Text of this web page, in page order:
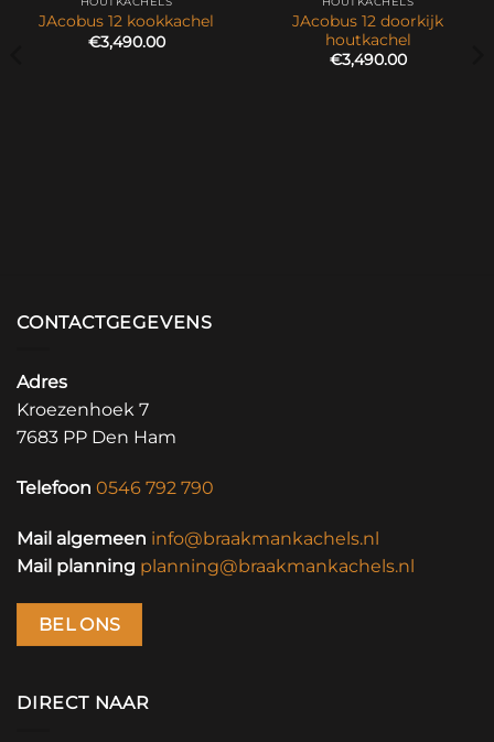
JAcobus 12 kookkachel
€3,490.00
JAcobus 12 doorkijk
houtkachel
€3,490.00
CONTACTGEGEVENS
Adres
Kroezenhoek 7
7683 PP Den Ham
Telefoon 0546 792 790
Mail algemeen info@braakmankachels.nl
Mail planning planning@braakmankachels.nl
BEL ONS
DIRECT NAAR